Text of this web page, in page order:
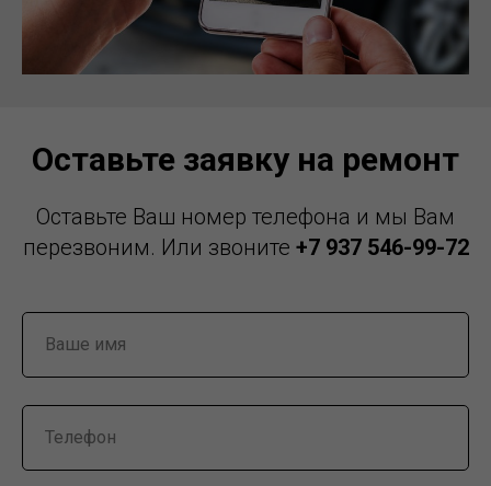
Оставьте заявку на ремонт
Оставьте Ваш номер телефона и мы Вам
перезвоним. Или звоните +7 937 546-99-72